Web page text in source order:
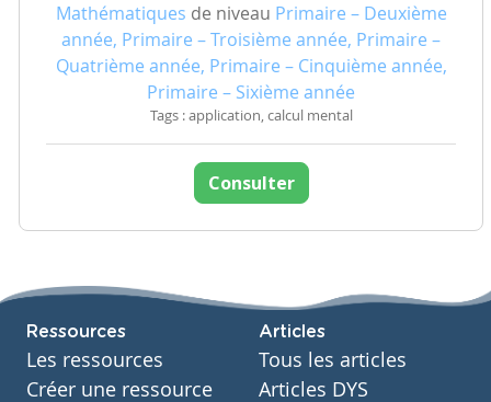
Mathématiques de niveau Primaire – Deuxième
année, Primaire – Troisième année, Primaire –
Quatrième année, Primaire – Cinquième année,
Primaire – Sixième année
Tags : application, calcul mental
Consulter
Ressources
Les ressources
Créer une ressource
Articles
Tous les articles
Articles DYS